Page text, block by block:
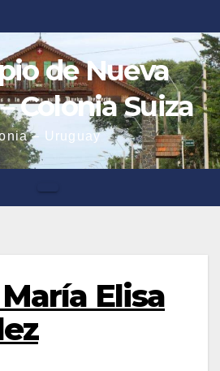
de Nueva
Colonia Suiza
– Uruguay
Elisa